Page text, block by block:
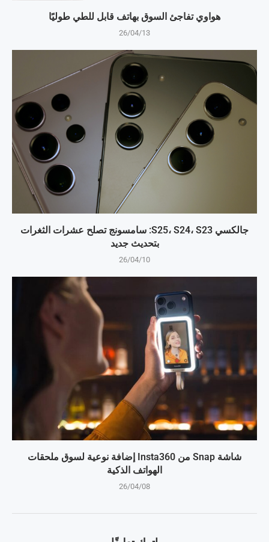
هواوي تفاجئ السوق بهاتف قابل للطي طوليًا
26/04/13
جالكسي S25، S24، S23: سامسونج تصلح عشرات الثغرات
بتحديث جديد
26/04/10
شاشة Snap من Insta360 إضافة نوعية لسوق ملحقات
الهواتف الذكية
26/04/08